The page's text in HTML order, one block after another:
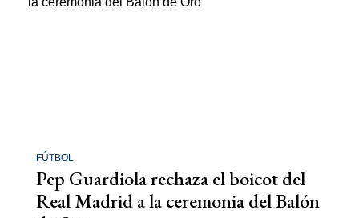
FÚTBOL
Pep Guardiola rechaza el boicot del
Real Madrid a la ceremonia del Balón